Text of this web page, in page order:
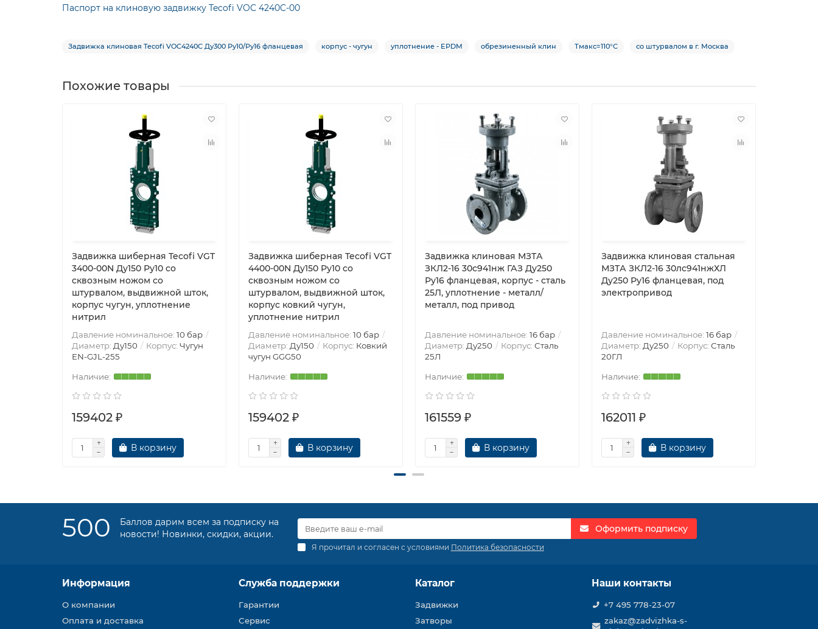
Паспорт на клиновую задвижку Tecofi VOC 4240C-00
Задвижка клиновая Tecofi VOC4240C Ду300 Ру10/Ру16 фланцевая корпус - чугун уплотнение - EPDM обрезиненный клин Тмакс=110°С со штурвалом в г. Москва
Похожие товары
Задвижка шиберная Tecofi VGT
3400-00N Ду150 Ру10 со
сквозным ножом со
штурвалом, выдвижной шток,
корпус чугун, уплотнение
нитрил
Давление номинальное: 10 бар
Диаметр: Ду150 Корпус: Чугун
EN-GJL-255
159402 ₽
В корзину
Задвижка шиберная Tecofi VGT
4400-00N Ду150 Ру10 со
сквозным ножом со
штурвалом, выдвижной шток,
корпус ковкий чугун,
уплотнение нитрил
Давление номинальное: 10 бар
Диаметр: Ду150 Корпус: Ковкий
чугун GGG50
159402 ₽
В корзину
Задвижка клиновая МЗТА
ЗКЛ2-16 30с941нж ГАЗ Ду250
Ру16 фланцевая, корпус - сталь
25Л, уплотнение - металл/
металл, под привод
Давление номинальное: 16 бар
Диаметр: Ду250 Корпус: Сталь
25Л
161559 ₽
В корзину
Задвижка клиновая стальная
МЗТА ЗКЛ2-16 30лс941нжХЛ
Ду250 Ру16 фланцевая, под
электропривод
Давление номинальное: 16 бар
Диаметр: Ду250 Корпус: Сталь
20ГЛ
162011 ₽
В корзину
500
Баллов дарим всем за подписку на
новости! Новинки, скидки, акции.
Оформить подписку
Я прочитал и согласен с условиями Политика безопасности
Информация
О компании
Оплата и доставка
Служба поддержки
Гарантии
Сервис
Каталог
Задвижки
Затворы
Наши контакты
+7 495 778-23-07
zakaz@zadvizhka-s-